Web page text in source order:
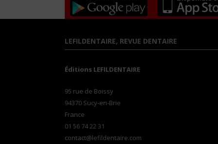
LEFILDENTAIRE, REVUE DENTAIRE
Éditions LEFILDENTAIRE
95 rue de Boissy
94370 Sucy-en-Brie
France
01 56 74 22 31
contact@lefildentaire.com